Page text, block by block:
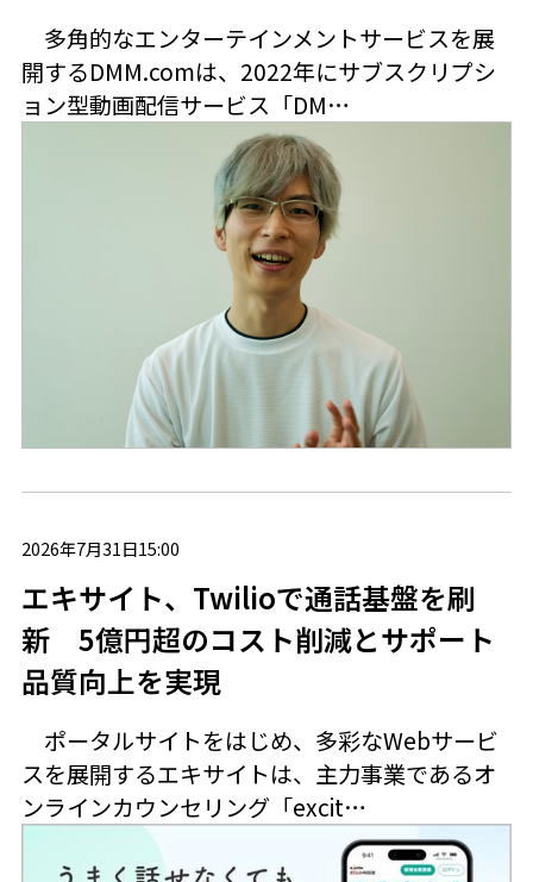
多角的なエンターテインメントサービスを展
開するDMM.comは、2022年にサブスクリプシ
ョン型動画配信サービス「DM…
2026年7月31日15:00
エキサイト、Twilioで通話基盤を刷
新 5億円超のコスト削減とサポート
品質向上を実現
ポータルサイトをはじめ、多彩なWebサービ
スを展開するエキサイトは、主力事業であるオ
ンラインカウンセリング「excit…